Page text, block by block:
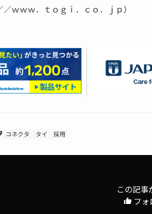
／ｗｗｗ．ｔｏｇｉ．ｃｏ．ｊｐ）
コネクタ タイ 採用
この記事
フォ